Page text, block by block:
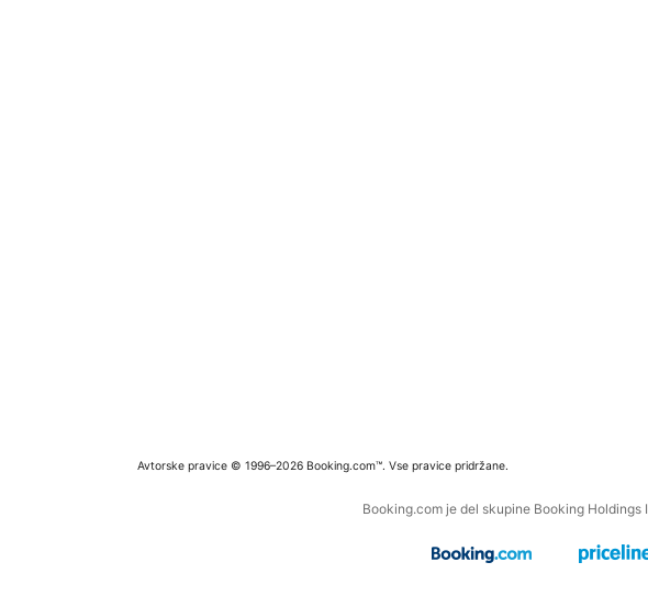
Avtorske pravice © 1996–2026 Booking.com™. Vse pravice pridržane.
Booking.com je del skupine Booking